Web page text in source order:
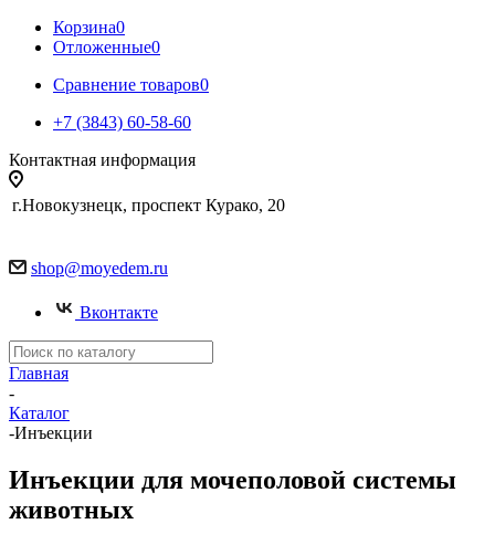
Корзина0
Отложенные0
Сравнение товаров0
+7 (3843) 60-58-60
Контактная информация
г.Новокузнецк, проспект Курако, 20
shop@moyedem.ru
Вконтакте
Главная
-
Каталог
-Инъекции
Инъекции для мочеполовой системы
животных